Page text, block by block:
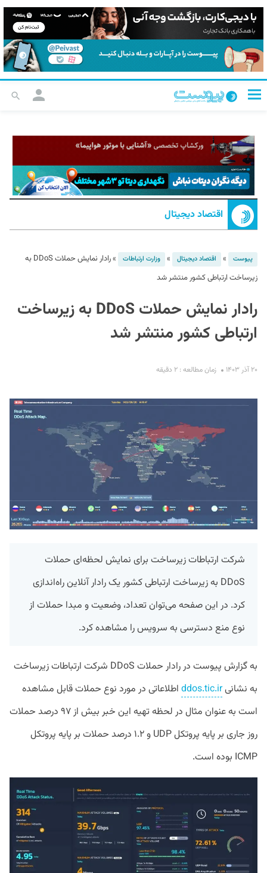
اقتصاد دیجیتال
پیوست » اقتصاد دیجیتال » وزارت ارتباطات »
رادار نمایش حملات DDoS به
زیرساخت ارتباطی کشور منتشر شد
رادار نمایش حملات DDoS به زیرساخت
ارتباطی کشور منتشر شد
۲۰ آذر ۱۴۰۳ زمان مطالعه : ۲ دقیقه
شرکت ارتباطات زیرساخت برای نمایش لحظه‌ای حملات
DDoS به زیرساخت ارتباطی کشور یک رادار آنلاین راه‌اندازی
کرد. در این صفحه می‌توان تعداد، وضعیت و مبدا حملات از
نوع منع دسترسی به سرویس را مشاهده کرد.
به گزارش پیوست در رادار حملات DDoS شرکت ارتباطات زیرساخت
به نشانیddos.tic.ir اطلاعاتی در مورد نوع حملات قابل مشاهده
است به عنوان مثال در لحظه تهیه این خبر بیش از ۹۷ درصد حملات
روز جاری بر پایه پروتکل UDP و ۱.۲ درصد حملات بر پایه پروتکل
ICMP بوده است.